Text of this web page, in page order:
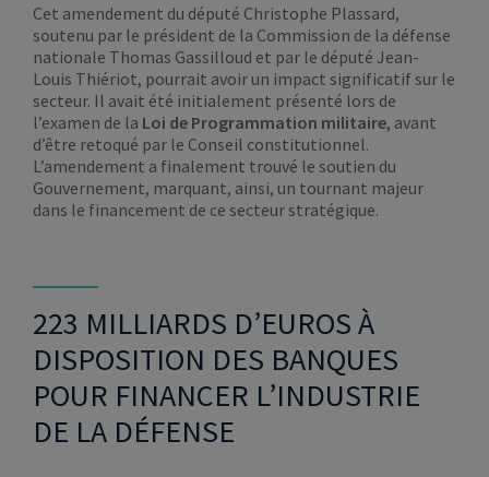
Cet amendement du député Christophe Plassard,
soutenu par le président de la Commission de la défense
nationale Thomas Gassilloud et par le député Jean-
Louis Thiériot, pourrait avoir un impact significatif sur le
secteur. Il avait été initialement présenté lors de
l’examen de la Loi de Programmation militaire, avant
d’être retoqué par le Conseil constitutionnel.
L’amendement a finalement trouvé le soutien du
Gouvernement, marquant, ainsi, un tournant majeur
dans le financement de ce secteur stratégique.
223 MILLIARDS D’EUROS À
DISPOSITION DES BANQUES
POUR FINANCER L’INDUSTRIE
DE LA DÉFENSE